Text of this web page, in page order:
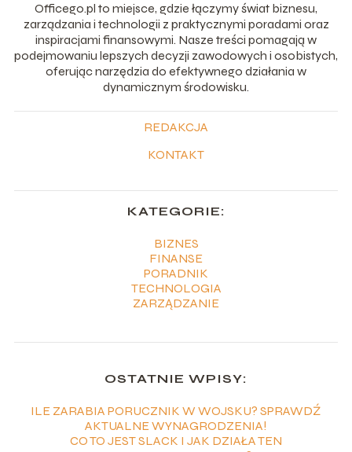
Officego.pl to miejsce, gdzie łączymy świat biznesu,
zarządzania i technologii z praktycznymi poradami oraz
inspiracjami finansowymi. Nasze treści pomagają w
podejmowaniu lepszych decyzji zawodowych i osobistych,
oferując narzędzia do efektywnego działania w
dynamicznym środowisku.
REDAKCJA
KONTAKT
KATEGORIE:
BIZNES
FINANSE
PORADNIK
TECHNOLOGIA
ZARZĄDZANIE
OSTATNIE WPISY:
ILE ZARABIA PORUCZNIK W WOJSKU? SPRAWDŹ
AKTUALNE WYNAGRODZENIA!
CO TO JEST SLACK I JAK DZIAŁA TEN